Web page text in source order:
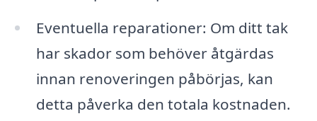
Eventuella reparationer: Om ditt tak
har skador som behöver åtgärdas
innan renoveringen påbörjas, kan
detta påverka den totala kostnaden.